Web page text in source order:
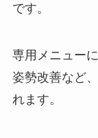
です。
専用メニュー
姿勢改善など
れます。